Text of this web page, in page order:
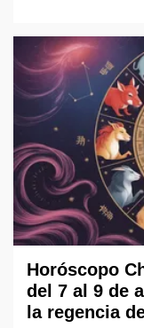
Horóscopo
del 7 al 9 de
la regencia